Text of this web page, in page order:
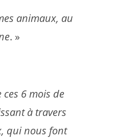
animaux, au
. »
6 mois de
à travers
qui nous font